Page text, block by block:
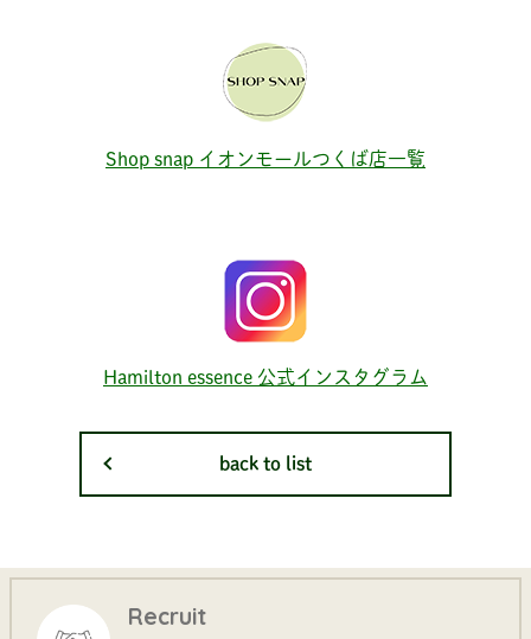
Shop snap イオンモールつくば店一覧
Hamilton essence 公式インスタグラム
back to list
Recruit